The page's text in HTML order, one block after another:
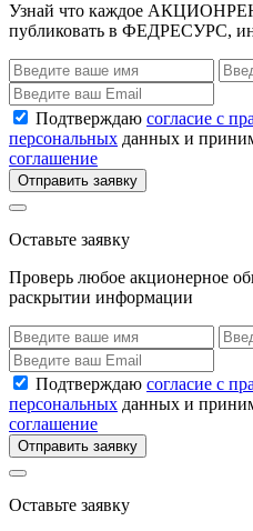
Узнай что каждое
публиковать в ФЕДРЕСУРС,
Подтверждаю согласие с
персональных данных и
соглашение
Отправить заявку
Оставьте заявку
Проверь любое акционерное
раскрытии информации
Подтверждаю согласие с
персональных данных и
соглашение
Отправить заявку
Оставьте заявку